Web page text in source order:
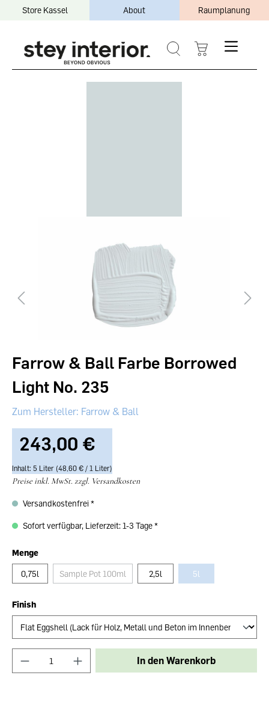
Store Kassel About Raumplanung
Farrow & Ball Farbe Borrowed
Light No. 235
Farrow & Ball
243,00 €‎
Inhalt: 5 Liter (48,60 €‎ / 1 Liter)
Preise inkl. MwSt. zzgl. Versandkosten
Versandkostenfrei
Sofort verfügbar, Lieferzeit: 1-3 Tage
Menge
0,75l Sample Pot 100ml 2,5l 5l
Finish
In den Warenkorb